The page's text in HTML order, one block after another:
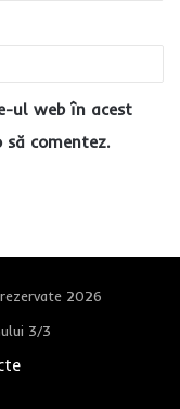
ul web în acest
comentez.
2026
3/3